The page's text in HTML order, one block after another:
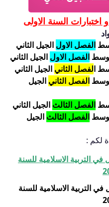
السنة الاولى
الفصل الاول الجيل الثاني
الفصل الاول الجيل الثاني
الفصل الثاني الجيل الثاني
الفصل الثاني الجيل
الفصل الثالث الجيل الثاني
الفصل الثالث الجيل
لكم :
التربية الاسلامية للسنة
التربية الاسلامية للسنة